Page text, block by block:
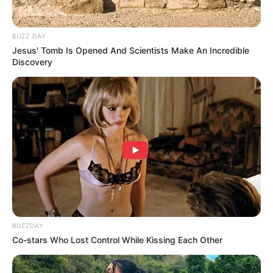
Nama Panggung: Alice Norin
Nama Panggilan: Alice
Tempat, Tanggal Lahir: Stavanger, Rogaland, Nowergia, 21
Kewarganegaraan: Indonesia
Agama: Islam
Profesi: Aktris, Model
Hobi: Bermain Musik
Facebook: –
Twitter :@alicesofieNORIN
Instagram:
TikTok:@alicenorinofficial
YouTube:Alice Norin Official
BUZZ DAY
Jesus' Tomb Is Opened And Scientists Make An Incredible
Discovery
BUZZDAY
Co-stars Who Lost Control While Kissing Each Other